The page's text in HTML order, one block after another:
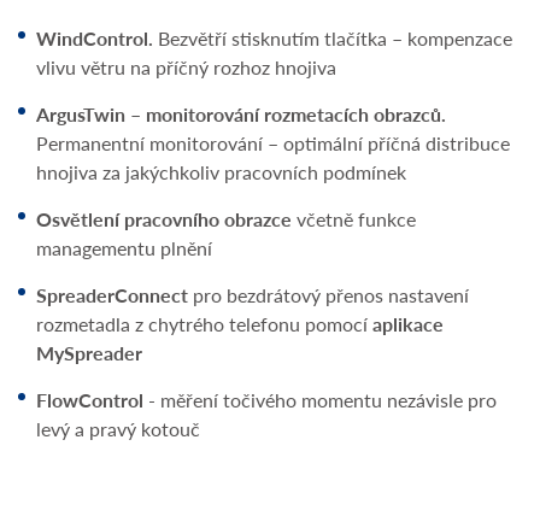
WindControl. Bezvětří stisknutím tlačítka – kompenzace
vlivu větru na příčný rozhoz hnojiva
ArgusTwin – monitorování rozmetacích obrazců.
Permanentní monitorování – optimální příčná distribuce
hnojiva za jakýchkoliv pracovních podmínek
Osvětlení pracovního obrazce včetně funkce
managementu plnění
SpreaderConnect pro bezdrátový přenos nastavení
rozmetadla z chytrého telefonu pomocíaplikace
MySpreader
FlowControl - měření točivého momentu nezávisle pro
levý a pravý kotouč